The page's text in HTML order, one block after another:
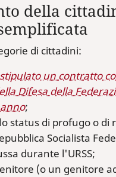
della
di cittadini:
un contratto
Difesa della
;
status di profugo o di
Socialista
durante l'URSS;
(o un genitore